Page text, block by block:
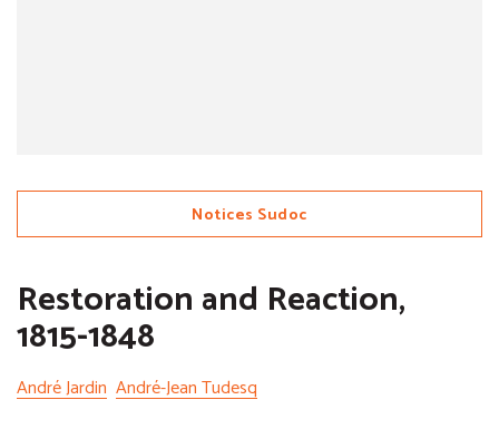
Notices Sudoc
Restoration and Reaction,
1815-1848
André Jardin André-Jean Tudesq